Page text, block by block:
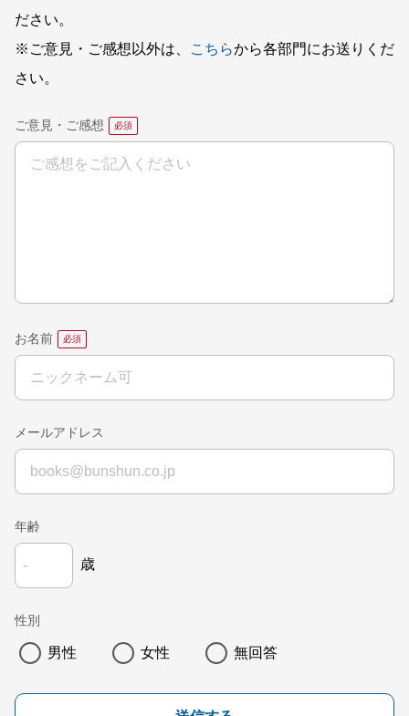
ださい。
※ご意見・ご感想以外は、
こちらから各部門にお送りくだ
さい。
ご意見・ご感想
お名前
メールアドレス
年齢
歳
性別
男性 女性 無回答